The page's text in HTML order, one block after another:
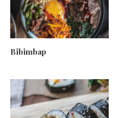
Bibimbap